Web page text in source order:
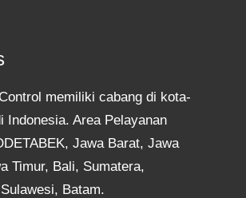
memiliki cabang di kota-
Indonesia. Area Pelayanan
Jawa Barat, Jawa
Timur, Bali, Sumatera,
Batam.